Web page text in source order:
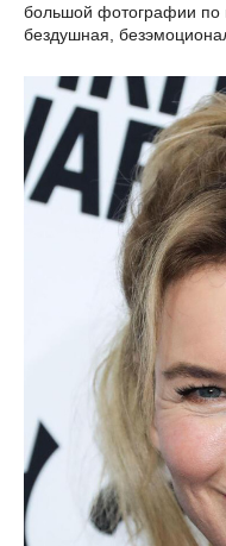
большой фотографии по
бездушная,